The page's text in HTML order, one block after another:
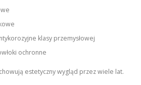
klasy przemysłowej
ochronne
estetyczny wygląd przez wiele lat.